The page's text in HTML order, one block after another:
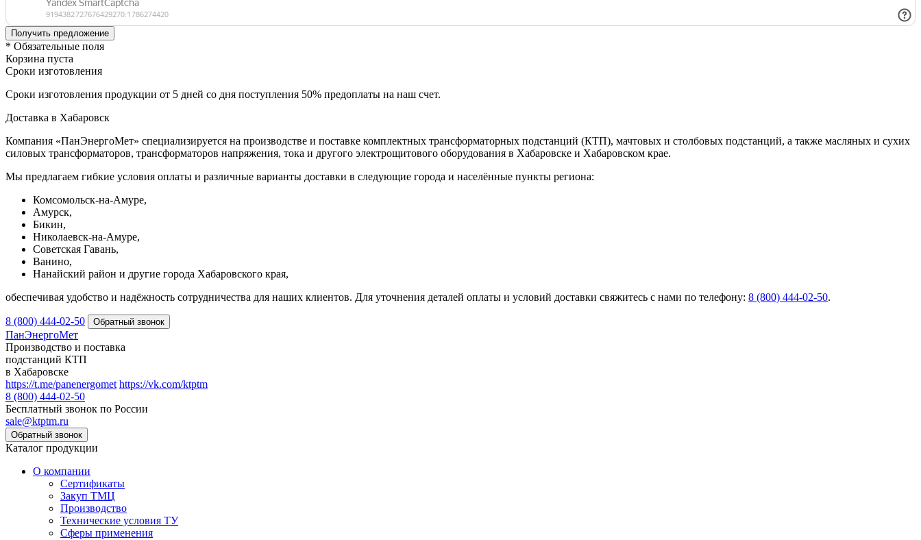
* Обязательные поля
Корзина пуста
Сроки изготовления
Сроки изготовления продукции от 5 дней со дня поступления 50% предоплаты на наш счет.
Доставка в Хабаровск
Компания «ПанЭнергоМет» специализируется на производстве и поставке комплектных трансформаторных подстанций (КТП), мачтовых и столбовых подстанций, а также масляных и сухих
силовых трансформаторов, трансформаторов напряжения, тока и другого электрощитового оборудования в Хабаровске и Хабаровском крае.
Мы предлагаем гибкие условия оплаты и различные варианты доставки в следующие города и населённые пункты региона:
Комсомольск-на-Амуре,
Амурск,
Бикин,
Николаевск-на-Амуре,
Советская Гавань,
Ванино,
Нанайский район и другие города Хабаровского края,
обеспечивая удобство и надёжность сотрудничества для наших клиентов. Для уточнения деталей оплаты и условий доставки свяжитесь с нами по телефону: 8 (800) 444‑02‑50.
8 (800) 444-02-50
ПанЭнергоМет
Производство и поставка
подстанций КТП
в Хабаровске
https://t.me/panenergomet https://vk.com/ktptm
8 (800) 444-02-50
Бесплатный звонок по России
sale@ktptm.ru
Каталог продукции
О компании
Сертификаты
Закуп ТМЦ
Производство
Технические условия ТУ
Сферы применения